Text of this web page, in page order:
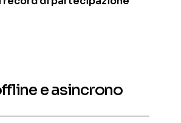
e asincrono